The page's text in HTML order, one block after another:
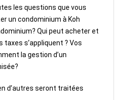
les questions que vous
un condominium à Koh
Qui peut acheter et
taxes s’appliquent ? Vos
la gestion d’un
d’autres seront traitées